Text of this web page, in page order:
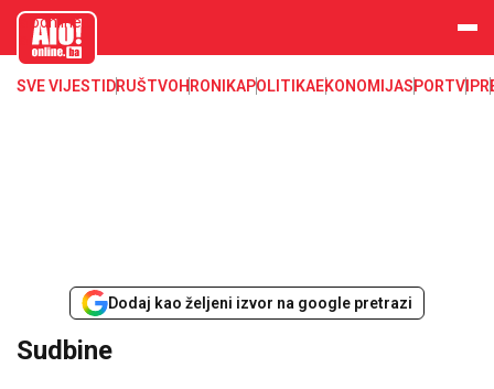
aloonline.b
SVE VIJESTI DRUŠTVOHRONIKAPOLITIKAEKONOMIJASPORTVIP
Dodaj kao željeni izvor na google pretrazi
Sudbine